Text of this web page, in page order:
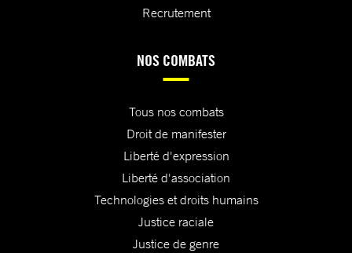
Recrutement
NOS COMBATS
Tous nos combats
Droit de manifester
Liberté d'expression
Liberté d'association
Technologies et droits humains
Justice raciale
Justice de genre